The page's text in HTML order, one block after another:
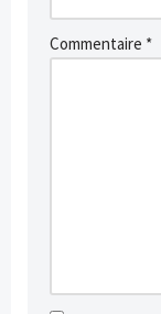
Commentaire *